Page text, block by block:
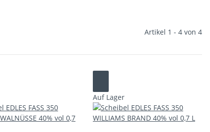
Artikel 1 - 4 von 4
Auf Lager